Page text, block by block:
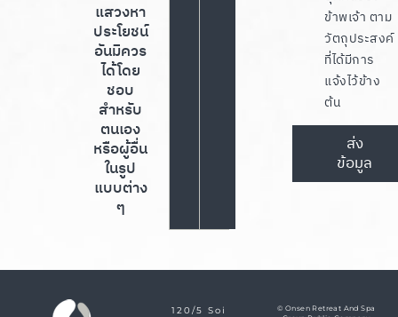
แสวงหา
ประโยชน์
อันมิควร
ได้โดย
ชอบ
สำหรับ
ตนเอง
หรือผู้อื่น
ในรูป
แบบต่าง
ๆ
ข้าพเจ้า ตาม
วัตถุประสงค์
ที่ได้มีการ
แจ้งไว้ข้าง
ต้น
ส่ง
ข้อมูล
120/5 Soi
© Onsen Retreat And Spa